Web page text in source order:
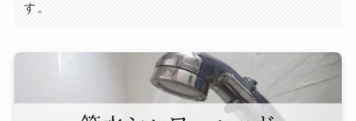
す。